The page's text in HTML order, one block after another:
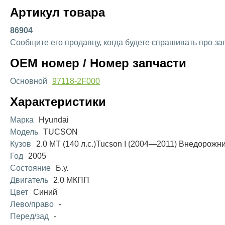
Артикул товара
86904
Сообщите его продавцу, когда будете спрашивать про
OEM номер / Номер запчасти
Основной 97118-2F000
Характеристики
Марка
Hyundai
Модель TUCSON
Кузов
2.0 MT (140 л.с.)Tucson I (2004—2011)
Год
2005
Состояние
Б.у.
Двигатель
2.0 МКПП
Цвет Синий
Лево/право -
Перед/зад
-